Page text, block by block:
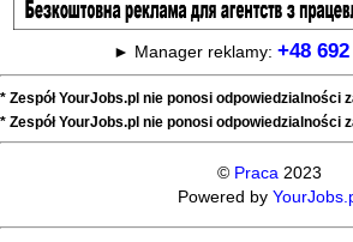
► Manager reklamy: +48
* Zespół YourJobs.pl nie ponosi odpowiedzialności
* Zespół YourJobs.pl nie ponosi odpowiedzialności
© Praca2023
Powered by